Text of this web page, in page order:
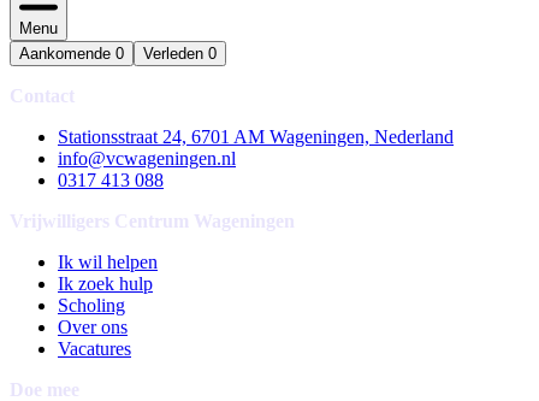
Menu
Aankomende 0 Verleden 0
Contact
Stationsstraat 24, 6701 AM Wageningen, Nederland
info@vcwageningen.nl
0317 413 088
Vrijwilligers Centrum Wageningen
Ik wil helpen
Ik zoek hulp
Scholing
Over ons
Vacatures
Doe mee